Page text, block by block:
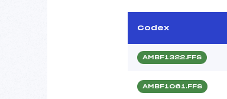
Codex
AMBF1322.FFS
AMBF1061.FFS